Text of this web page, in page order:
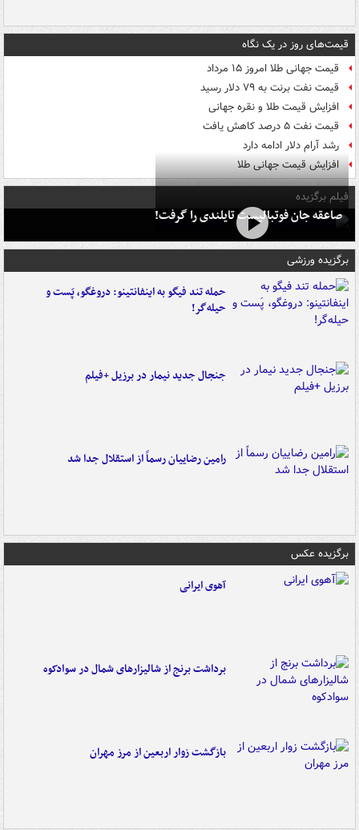
قیمت‌های روز در یک نگاه
قیمت جهانی طلا امروز ۱۵ مرداد
قیمت نفت برنت به ۷۹ دلار رسید
افزایش قیمت طلا و نقره جهانی
قیمت نفت ۵ درصد کاهش یافت
رشد آرام دلار ادامه دارد
افزایش قیمت جهانی طلا
فیلم برگزیده
صاعقه جان فوتبالیست تایلندی را گرفت!
برگزیده ورزشی
حمله تند فیگو به اینفانتینو: دروغگو، پَست‌ و
حیله‌گر!
جنجال جدید نیمار در برزیل +فیلم
رامین رضاییان رسماً از استقلال جدا شد
برگزیده عکس
آهوی ایرانی
برداشت برنج از شالیزارهای شمال در سوادکوه
بازگشت زوار اربعین از مرز مهران